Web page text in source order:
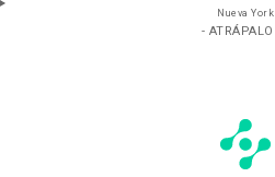
Nueva York
- ATRÁPALO